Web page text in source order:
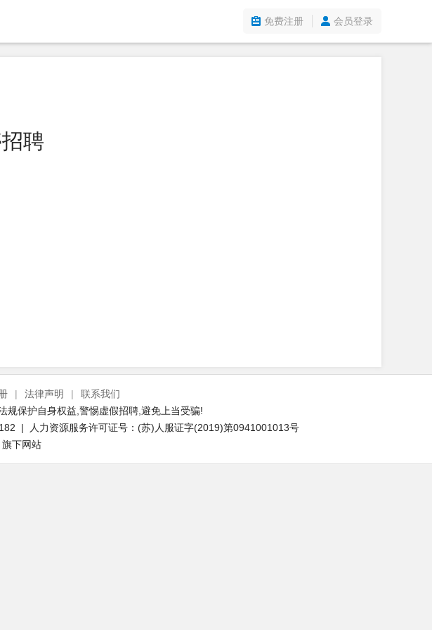
免费注册 会员登录
聘
| 法律声明 |
联系我们
规保护自身权益,警惕虚假招聘,避免上当受骗!
| 人力资源服务许可证号：(苏)人服证字(2019)第0941001013号
下网站